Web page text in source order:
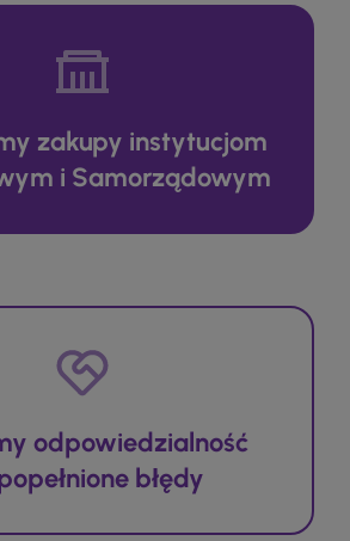
zakupy instytucjom
i Samorządowym
odpowiedzialność
błędy